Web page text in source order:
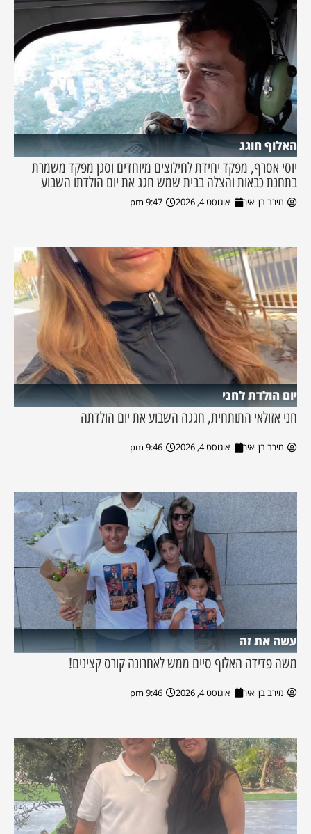
האלוף חוגג
יוסי אסרף, מפקד יחידת לחילוצים מיוחדים וסגן מפקד משמרת
בתחנת כבאות והצלה בבית שמש חגג את יום הולדתו השבוע
מירב בן יאיר אוגוסט 4, 2026 9:47 pm
יום הולדת לחני
חני אזולאי התותחית, חגגה השבוע את יום הולדתה
מירב בן יאיר אוגוסט 4, 2026 9:46 pm
עשה את זה
משה פדידה האלוף סיים ממש לאחרונה קורס קצינים!
מירב בן יאיר אוגוסט 4, 2026 9:46 pm